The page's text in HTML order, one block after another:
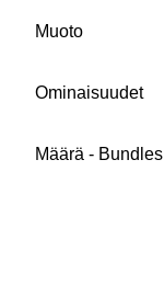
Muoto
Ominaisuudet
Määrä - Bundles